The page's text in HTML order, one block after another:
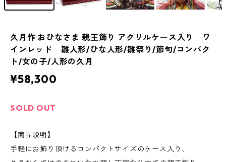
久月作 おひなさま 親王飾り アクリルケース入り ワ
インレッド 雛人形/ひな人形/雛祭り/節句/コンパク
ト/女の子/人形の久月
¥58,300
SOLD OUT
【商品説明】
手軽にお飾り頂けるコンパクトサイズのケース入り、